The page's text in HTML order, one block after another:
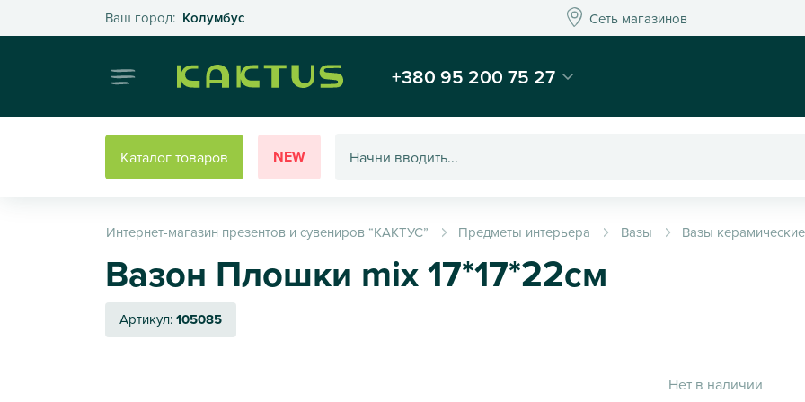
Ваш город: КолумбусВыберите свой город Сеть магазиновСеть магазинов
Интернет-магазин подарков и декора - Kaktus
+380 95 200 75 27
Каталог товаров NEW
Интернет-магазин презентов и сувениров “КАКТУС” Предметы интерьера Вазы Вазы керамические
Вазон Плошки mix 17*17*22см
Артикул:105085
Нет в наличии